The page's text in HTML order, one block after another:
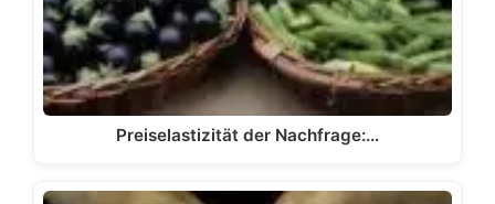
Preiselastizität der Nachfrage:…